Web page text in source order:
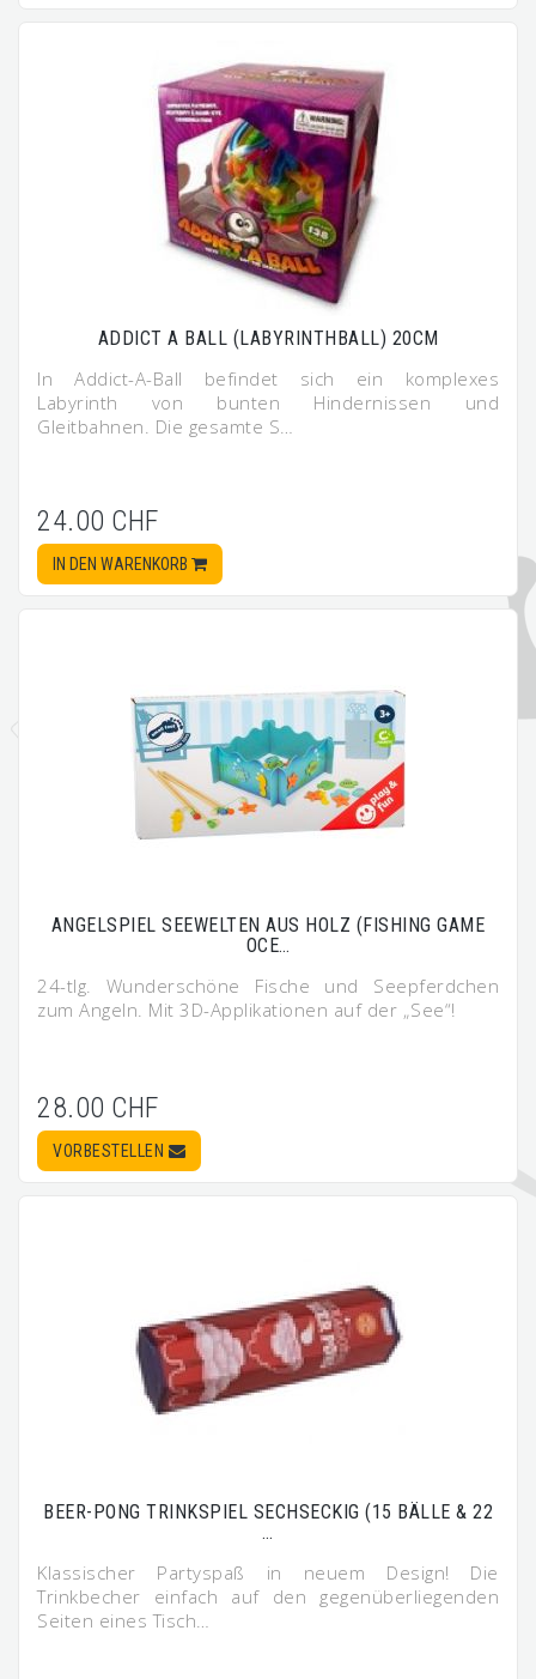
ADDICT A BALL (LABYRINTHBALL) 20CM
In Addict-A-Ball befindet sich ein komplexes
Labyrinth von bunten Hindernissen und
Gleitbahnen. Die gesamte S…
24.00 CHF
IN DEN WARENKORB
ANGELSPIEL SEEWELTEN AUS HOLZ (FISHING GAME
OCE…
24-tlg. Wunderschöne Fische und Seepferdchen
zum Angeln. Mit 3D-Applikationen auf der „See“!
28.00 CHF
VORBESTELLEN
BEER-PONG TRINKSPIEL SECHSECKIG (15 BÄLLE & 22
…
Klassischer Partyspaß in neuem Design! Die
Trinkbecher einfach auf den gegenüberliegenden
Seiten eines Tisch…